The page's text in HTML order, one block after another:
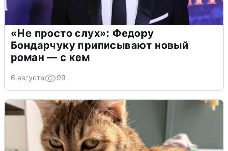
«Не просто слух»: Федору
Бондарчуку приписывают новый
роман — с кем
6 августа 99